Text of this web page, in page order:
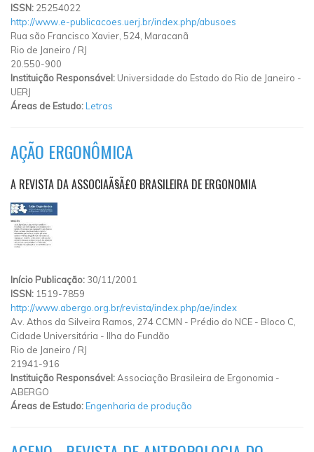
ISSN: 25254022
http://www.e-publicacoes.uerj.br/index.php/abusoes
Rua são Francisco Xavier, 524, Maracanã
Rio de Janeiro / RJ
20.550-900
Instituição Responsável: Universidade do Estado do Rio de Janeiro -
UERJ
Áreas de Estudo:Letras
AÇÃO ERGONÔMICA
A REVISTA DA ASSOCIAÃ§Ã£O BRASILEIRA DE ERGONOMIA
Início Publicação: 30/11/2001
ISSN: 1519-7859
http://www.abergo.org.br/revista/index.php/ae/index
Av. Athos da Silveira Ramos, 274 CCMN - Prédio do NCE - Bloco C,
Cidade Universitária - Ilha do Fundão
Rio de Janeiro / RJ
21941-916
Instituição Responsável:Associação Brasileira de Ergonomia -
ABERGO
Áreas de Estudo:Engenharia de produção